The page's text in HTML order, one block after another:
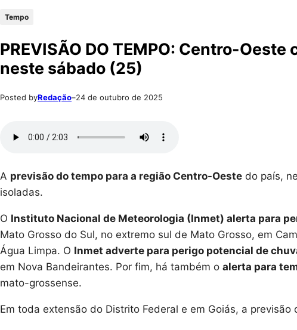
Tempo
PREVISÃO DO TEMPO: Centro-
neste sábado (25)
Posted byRedação–24 de outubro de 2025
A previsão do tempo para a região Centro-Oeste do país,
isoladas.
O Instituto Nacional de Meteorologia (Inmet) alerta para
Mato Grosso do Sul, no extremo sul de Mato Grosso, em
Água Limpa. O Inmet adverte para perigo potencial de
em Nova Bandeirantes. Por fim, há também o alerta para
mato-grossense.
Em toda extensão do Distrito Federal e em Goiás, a